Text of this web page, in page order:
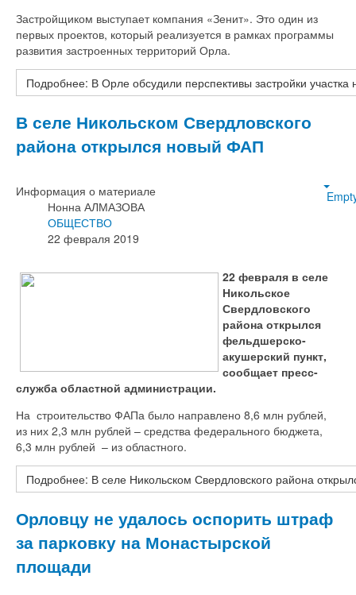
Застройщиком выступает компания «Зенит». Это один из
первых проектов, который реализуется в рамках программы
развития застроенных территорий Орла.
Подробнее: В Орле обсудили перспективы застройки
В селе Никольском Свердловского
района открылся новый ФАП
Информация о материале
Нонна АЛМАЗОВА
ОБЩЕСТВО
22 февраля 2019
22 февраля в селе
Никольское
Свердловского
района открылся
фельдшерско-
акушерский пункт,
сообщает пресс-
служба областной администрации.
На строительство ФАПа было направлено 8,6 млн рублей,
из них 2,3 млн рублей – средства федерального бюджета,
6,3 млн рублей – из областного.
Подробнее: В селе Никольском Свердловского района
Орловцу не удалось оспорить штраф
за парковку на Монастырской
площади